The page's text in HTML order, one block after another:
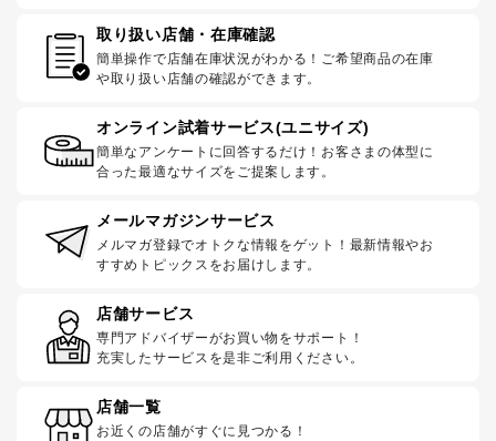
取り扱い店舗・在庫確認
簡単操作で店舗在庫状況がわかる！ご希望商品の在庫
や取り扱い店舗の確認ができます。
オンライン試着サービス(ユニサイズ)
簡単なアンケートに回答するだけ！お客さまの体型に
合った最適なサイズをご提案します。
メールマガジンサービス
メルマガ登録でオトクな情報をゲット！最新情報やお
すすめトピックスをお届けします。
店舗サービス
専門アドバイザーがお買い物をサポート！
充実したサービスを是非ご利用ください。
店舗一覧
お近くの店舗がすぐに見つかる！